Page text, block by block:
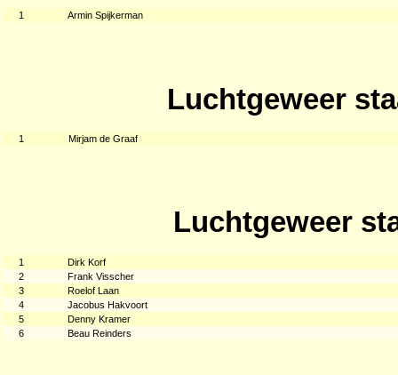
1 Armin Spijkerman
Luchtgeweer
1 Mirjam de Graaf
Luchtgeweer
1
Dirk Korf
2
Frank Visscher
3
Roelof Laan
4
Jacobus Hakvoort
5
Denny Kramer
6
Beau Reinders